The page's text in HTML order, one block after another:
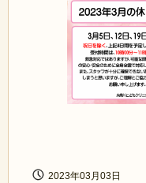
2023年03月03日